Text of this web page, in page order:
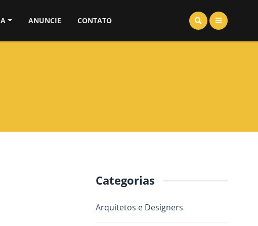
ANUNCIE CONTATO
Categorias
Arquitetos e Designers